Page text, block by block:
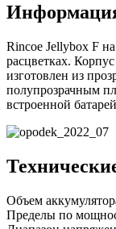
Rincoe Jellybox F
расцветках.
изготовлен из
полупрозрачным
встроенной
Объем
Пределы по